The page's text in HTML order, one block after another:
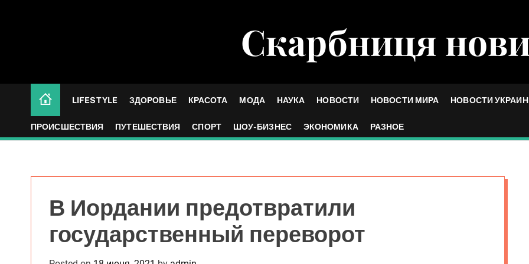
t
Скарбниця
LIFESTYLE ЗДОРОВЬЕ КРАСОТА МОДА НАУКА НОВОСТИ НОВОСТИ МИРА НОВОСТИ
ПРОИСШЕСТВИЯ ПУТЕШЕСТВИЯ СПОРТ ШОУ-БИЗНЕС ЭКОНОМИКА РАЗНОЕ
В Иордании предотвратили
государственный переворот